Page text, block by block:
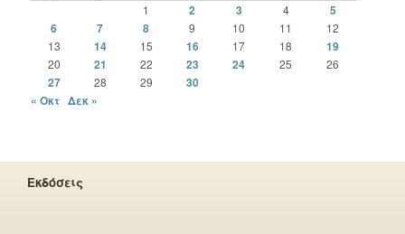
1 2 3 4
5
6
7 8 9 10 11
12
13
14 15 16 17 18 19
20 21 22 23 24 25 26
27 28 29
30
« Οκτ Δεκ »
Εκδόσεις